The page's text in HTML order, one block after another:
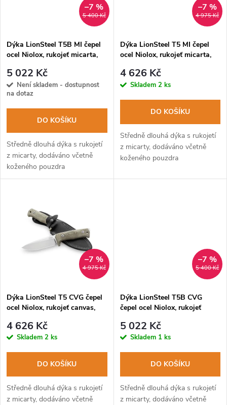
p
r
o
d
u
k
s
p
r
o
d
u
5 400 Kč
–7 %
Dýka LionSteel T5B MI čepel
ocel Niolox, rukojeť micarta,
5 022 Kč
Není skladem - dostupnost
na dotaz
DO KOŠÍKU
Středně dlouhá dýka s rukojetí
z micarty, dodáváno včetně
koženého pouzdra
4 975 Kč
–7 %
Dýka LionSteel T5 MI čepel
ocel Niolox, rukojeť micarta,
4 626 Kč
Skladem 2 ks
DO KOŠÍKU
Středně dlouhá dýka s rukojetí
z micarty, dodáváno včetně
koženého pouzdra
4 975 Kč
–7 %
Dýka LionSteel T5 CVG čepel
ocel Niolox, rukojeť canvas,
4 626 Kč
Skladem 2 ks
DO KOŠÍKU
Středně dlouhá dýka s rukojetí
z micarty, dodáváno včetně
5 400 Kč
–7 %
Dýka LionSteel T5B CVG
čepel ocel Niolox, rukojeť
5 022 Kč
Skladem 1 ks
DO KOŠÍKU
Středně dlouhá dýka s rukojetí
z micarty, dodáváno včetně